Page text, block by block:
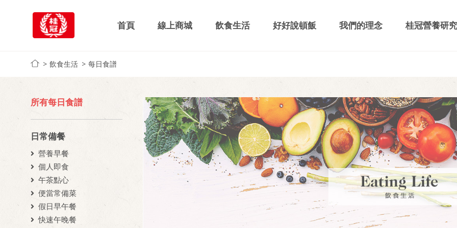
首頁 線上商城 飲食生活 好好說頓飯 我們的理念 桂冠營養研
飲食生活 每日食譜
所有每日食譜
日常備餐
營養早餐
個人即食
午茶點心
便當常備菜
假日早午餐
快速午晚餐